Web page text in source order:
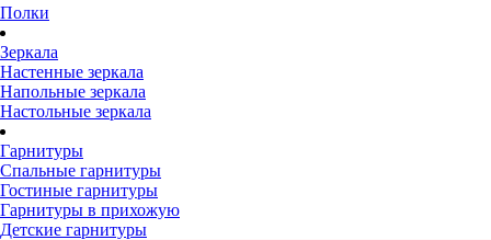
Полки
Зеркала
Настенные зеркала
Напольные зеркала
Настольные зеркала
Гарнитуры
Спальные гарнитуры
Гостиные гарнитуры
Гарнитуры в прихожую
Детские гарнитуры